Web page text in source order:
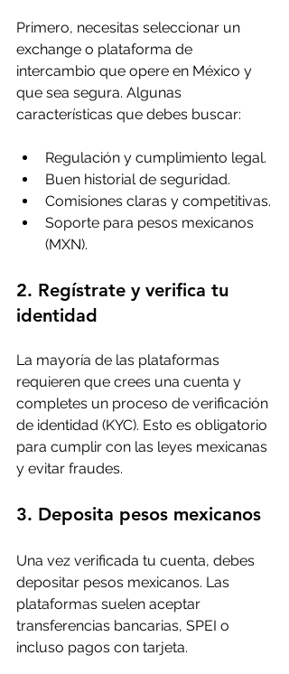
Primero, necesitas seleccionar un
exchange o plataforma de
intercambio que opere en México y
que sea segura. Algunas
características que debes buscar:
Regulación y cumplimiento legal.
Buen historial de seguridad.
Comisiones claras y competitivas.
Soporte para pesos mexicanos
(MXN).
2. Regístrate y verifica tu
identidad
La mayoría de las plataformas
requieren que crees una cuenta y
completes un proceso de verificación
de identidad (KYC). Esto es obligatorio
para cumplir con las leyes mexicanas
y evitar fraudes.
3. Deposita pesos mexicanos
Una vez verificada tu cuenta, debes
depositar pesos mexicanos. Las
plataformas suelen aceptar
transferencias bancarias, SPEI o
incluso pagos con tarjeta.